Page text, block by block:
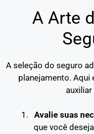
A Arte
A seleção do seguro
planejamento. Aqui
Avalie suas
que você